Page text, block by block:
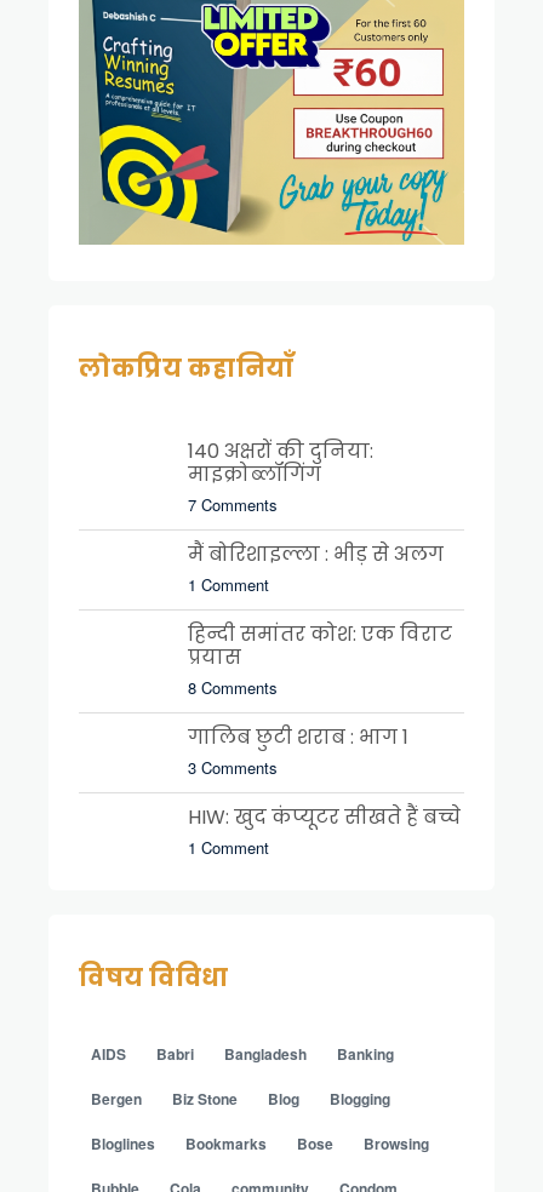
लोकप्रिय कहानियाँ
140 अक्षरों की दुनिया:
माइक्रोब्लॉगिंग
7 Comments
मैं बोरिशाइल्ला : भीड़ से अलग
1 Comment
हिन्दी समांतर कोश: एक विराट
प्रयास
8 Comments
गालिब छुटी शराब : भाग 1
3 Comments
HIW: खुद कंप्यूटर सीखते हैं बच्चे
1 Comment
विषय विविधा
AIDS Babri Bangladesh Banking
Bergen Biz Stone Blog Blogging
Bloglines Bookmarks Bose Browsing